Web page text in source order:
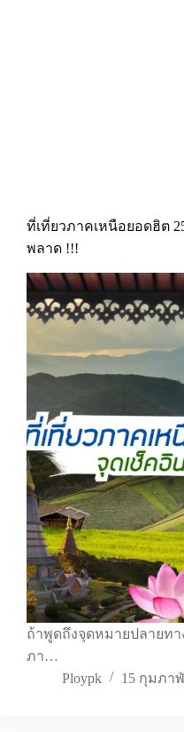
ที่เที่ยวภาคเหนือยอดฮิต
พลาด !!!
ถ้าพูดถึงจุดหมายปลายท
ภา…
Ploypk
15 กุมภา